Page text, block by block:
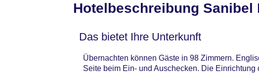
Hotelbeschreibung Sanibel
Das bietet Ihre Unterkunft
Übernachten können Gäste in 98 Zimmern.
Seite beim Ein- und Auschecken. Die